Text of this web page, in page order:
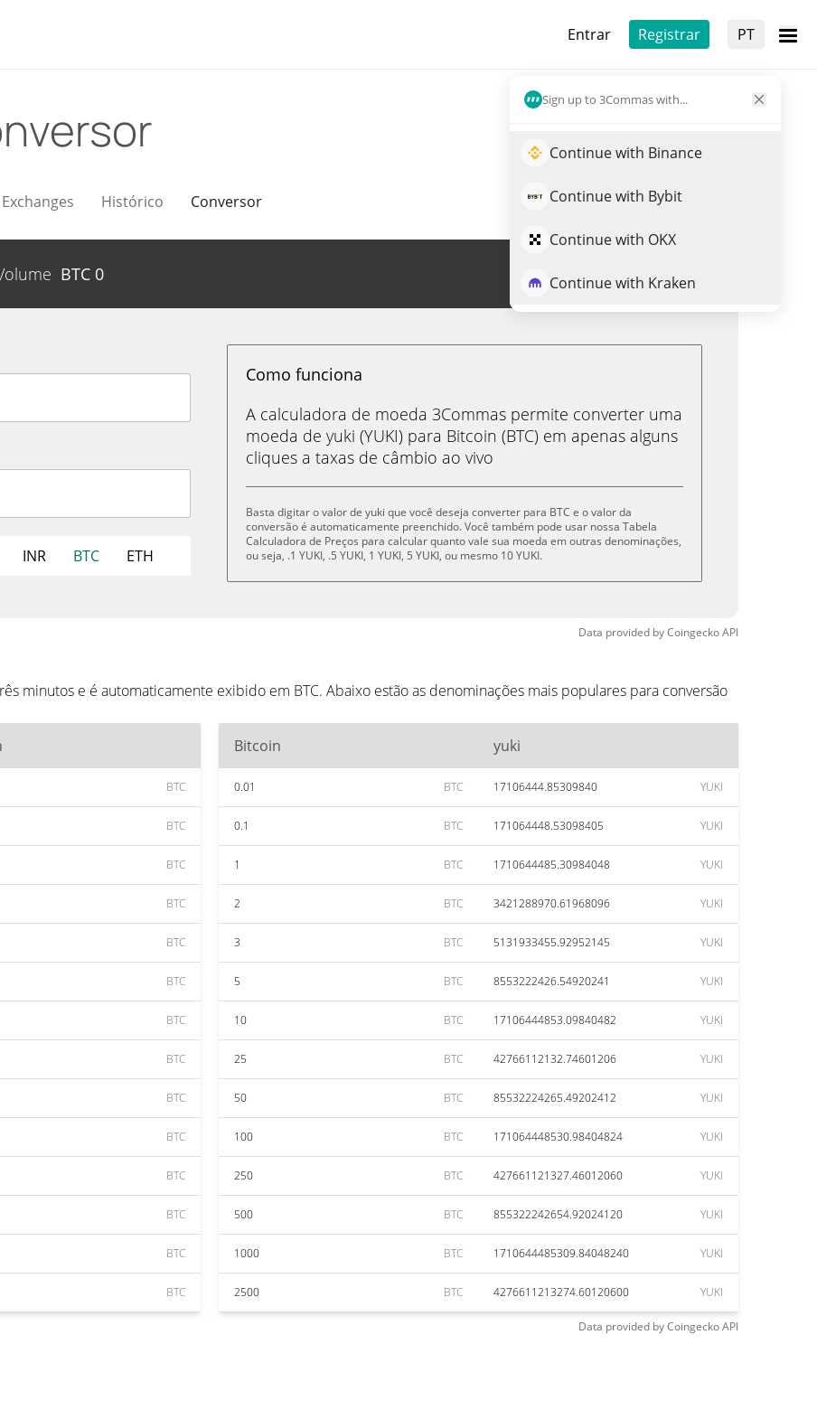
Entrar Registrar PT
Sign up to 3Commas with...
Continue with Binance
Continue with Bybit
Continue with OKX
Continue with Kraken
Exchanges Histórico Conversor
BTC 0 Trade de YUKI
INR BTC ETH
Como funciona
A calculadora de moeda 3Commas permite converter uma
moeda de yuki (YUKI) para Bitcoin (BTC) em apenas alguns
cliques a taxas de câmbio ao vivo
Basta digitar o valor de yuki que você deseja converter para BTC e o valor da
conversão é automaticamente preenchido. Você também pode usar nossa Tabela
Calculadora de Preços para calcular quanto vale sua moeda em outras denominações,
ou seja, .1 YUKI, .5 YUKI, 1 YUKI, 5 YUKI, ou mesmo 10 YUKI.
Data provided byCoingeckoAPI
minutos e é automaticamente exibido em BTC. Abaixo estão as denominações mais populares para conversão
BTC
BTC
BTC
BTC
BTC
BTC
BTC
BTC
BTC
BTC
BTC
BTC
BTC
BTC
Bitcoin yuki
0.01 BTC 17106444.85309840 YUKI
0.1 BTC 171064448.53098405 YUKI
1 BTC 1710644485.30984048 YUKI
2 BTC 3421288970.61968096 YUKI
3 BTC 5131933455.92952145 YUKI
5 BTC 8553222426.54920241 YUKI
10 BTC 17106444853.09840482 YUKI
25 BTC 42766112132.74601206 YUKI
50 BTC 85532224265.49202412 YUKI
100 BTC 171064448530.98404824 YUKI
250 BTC 427661121327.46012060 YUKI
500 BTC 855322242654.92024120 YUKI
1000 BTC 1710644485309.84048240 YUKI
2500 BTC 4276611213274.60120600 YUKI
Data provided byCoingeckoAPI